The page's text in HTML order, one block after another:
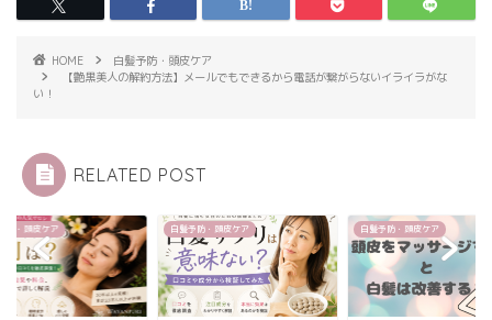
HOME
白髪予防・頭皮ケア
【艶黒美人の解約方法】メールでもできるから電話が繋がらないイライラがな
い！
RELATED POST
防・頭皮ケア 白髪予防・頭皮ケア 白髪予防・頭皮ケア